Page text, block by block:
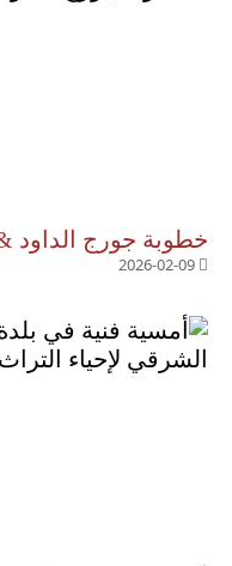
خطوبة جورج
2026-02-09